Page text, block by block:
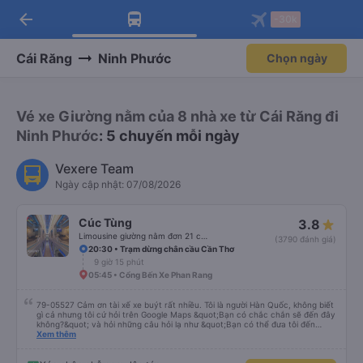
Tải app Vexere ngay!
Nhận ưu đãi thành viên độc
Mở app
Tải app Vexere
-30k/ghế khi đặt vé máy bay qua
Mở app
arrow_back
Cái Răng Ninh Phước Chọn ngày
Vé xe Giường nằm của 8 nhà xe từ Cái Răng đi
Ninh Phước: 5 chuyến mỗi ngày
Vexere Team
Ngày cập nhật: 07/08/2026
Cúc Tùng 3.8
(3790 đánh giá)
20:30 • Trạm dừng chân cầu Cần Thơ
9 giờ 15 phút
05:45 • Cổng Bến Xe Phan Rang
79-05527 Cảm ơn tài xế xe buýt rất nhiều. Tôi là người Hàn Quốc, không biết
gì cả nhưng tôi cứ hỏi trên Google Maps &quot;Bạn có chắc chắn sẽ đến đây
không?&quot; và hỏi những câu hỏi lạ như &quot;Bạn có thể đưa tôi đến
khách sạn của chúng tôi không?&quot; Nhưng tài xế đã quan tâm. của mọi
Xem thêm